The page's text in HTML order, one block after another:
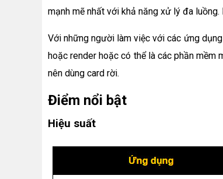
mạnh mẽ nhất với khả năng xử lý đa
Với những người làm việc với các ứng
hoặc render hoặc có thể là các phần
nên dùng card rời.
Điểm nổi bật
Hiệu suất